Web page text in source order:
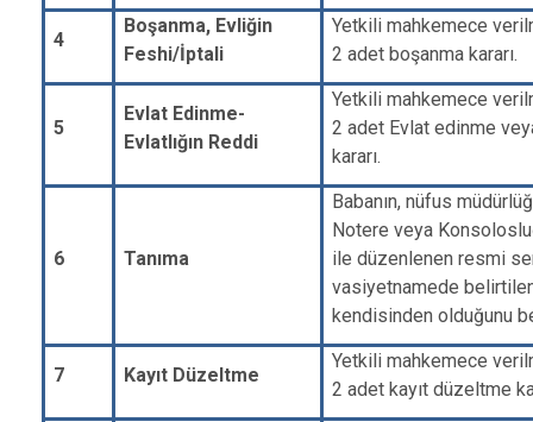
4
Boşanma, Evliğin
Feshi/İptali
Yetkili mahkemece
2 adet boşanma kararı.
5
Evlat Edinme-
Evlatlığın Reddi
Yetkili mahkemece
2 adet Evlat edinme
kararı.
6 Tanıma
Babanın, nüfus
Notere veya
ile düzenlenen resmi
vasiyetnamede
kendisinden olduğunu
7 Kayıt Düzeltme
Yetkili mahkemece
2 adet kayıt düzeltme